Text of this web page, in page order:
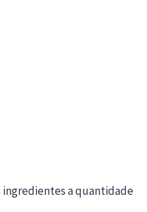
ingredientes a quantidade